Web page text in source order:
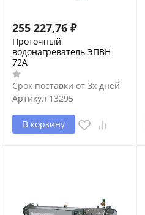
255 227,76 ₽
Проточный
водонагреватель ЭПВН
72А
Срок поставки от 3х дней
Артикул 13295
В корзину